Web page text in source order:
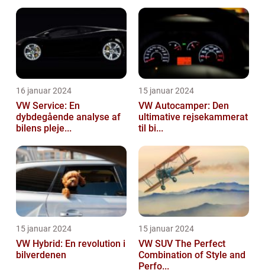
16 januar 2024
VW Service: En
dybdegående analyse af
bilens pleje...
15 januar 2024
VW Autocamper: Den
ultimative rejsekammerat
til bi...
15 januar 2024
VW Hybrid: En revolution i
bilverdenen
15 januar 2024
VW SUV The Perfect
Combination of Style and
Perfo...